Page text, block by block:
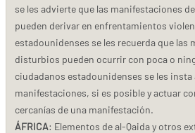
se les advierte que las manifestaciones
pueden derivar en enfrentamientos
estadounidenses se les recuerda que las
disturbios pueden ocurrir con poca o
ciudadanos estadounidenses se les insta
manifestaciones, si es posible y actuar
cercanías de una manifestación.
ÁFRICA: Elementos de al-Qaida y otros